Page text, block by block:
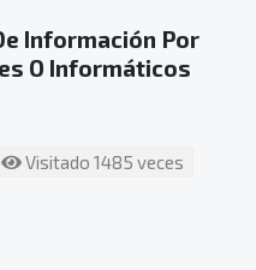
Información Por
O Informáticos
Visitado 1485 veces